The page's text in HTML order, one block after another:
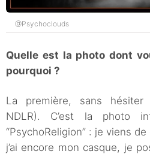
@Psychoclouds
Quelle est la photo dont
pourquoi ?
La première, sans hésiter
NDLR). C’est la photo
“PsychoReligion” : je viens
j’ai encore mon casque, je